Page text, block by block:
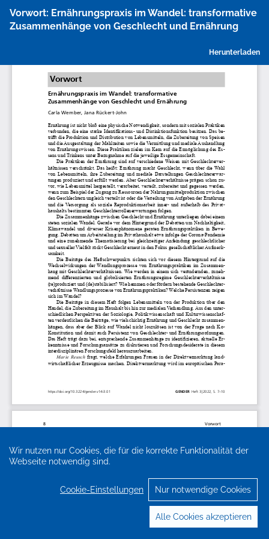
Wir nutzen nur Cookies, die für die korrekte Funktionalität der
Webseite notwendig sind.
Cookie-Einstellungen Nur notwendige Cookies
Alle Cookies akzeptieren
Artikeldetails
zurückkehren
Vorwort: Ernährungspraxis im Wandel: transformative
Zusammenhänge von Geschlecht und Ernährung
Herunterladen